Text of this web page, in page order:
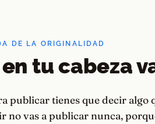
DE LA ORIGINALIDAD
tu cabeza
publicar tienes que decir algo
no vas a publicar nunca,